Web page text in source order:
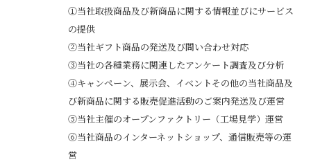
①当社取扱商品及び新商品に関する情報並びにサービス
の提供
②当社ギフト商品の発送及び問い合わせ対応
③当社の各種業務に関連したアンケート調査及び分析
④キャンペーン、展示会、イベントその他の当社商品及
び新商品に関する販売促進活動のご案内発送及び運営
⑤当社主催のオープンファクトリー（工場見学）運営
⑥当社商品のインターネットショップ、通信販売等の運
営